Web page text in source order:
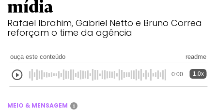
mídia
Rafael Ibrahim, Gabriel Netto e Bruno Correa
reforçam o time da agência
ouça este conteúdo readme
0:00 1.0x
MEIO & MENSAGEM i